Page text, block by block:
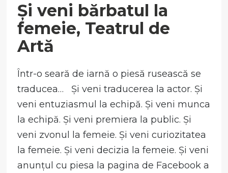
Și veni bărbatul la
femeie, Teatrul de
Artă
Într-o seară de iarnă o piesă rusească se
traducea… Și veni traducerea la actor. Și
veni entuziasmul la echipă. Și veni munca
la echipă. Și veni premiera la public. Și
veni zvonul la femeie. Și veni curiozitatea
la femeie. Și veni decizia la femeie. Și veni
anunțul cu piesa la pagina de Facebook a